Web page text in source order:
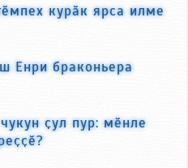
курӑк ярса илме
Енри браконьера
ҫул пур: мӗнле